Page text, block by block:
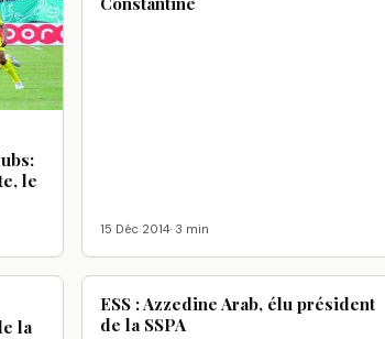
le
15 Déc 2014· 3 min
la
ESS : Azzedine Arab, élu président
de la SSPA